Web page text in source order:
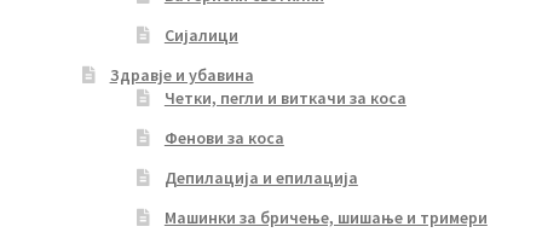
Сијалици
Здравје и убавина
Четки, пегли и виткачи за коса
Фенови за коса
Депилација и епилација
Машинки за бричење, шишање и тримери